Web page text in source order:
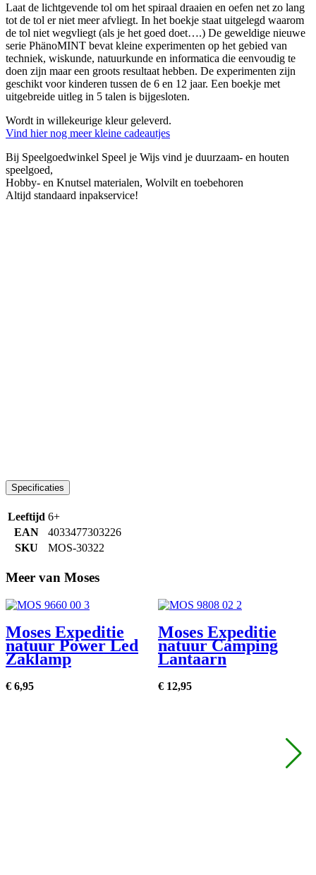
Laat de lichtgevende tol om het spiraal draaien en oefen net zo lang
tot de tol er niet meer afvliegt. In het boekje staat uitgelegd waarom
de tol niet wegvliegt (als je het goed doet….) De geweldige nieuwe
serie PhänoMINT bevat kleine experimenten op het gebied van
techniek, wiskunde, natuurkunde en informatica die eenvoudig te
doen zijn maar een groots resultaat hebben. De experimenten zijn
geschikt voor kinderen tussen de 6 en 12 jaar. Een boekje met
uitgebreide uitleg in 5 talen is bijgesloten.
Wordt in willekeurige kleur geleverd.
Vind hier nog meer kleine cadeautjes
Bij Speelgoedwinkel Speel je Wijs vind je duurzaam- en houten
speelgoed,
Hobby- en Knutsel materialen, Wolvilt en toebehoren
Altijd standaard inpakservice!
Specificaties
Leeftijd 6+
EAN
4033477303226
SKU
MOS-30322
Meer van Moses
Moses Expeditie
natuur Power Led
Zaklamp
€ 6,95
Moses Expeditie
natuur Camping
Lantaarn
€ 12,95